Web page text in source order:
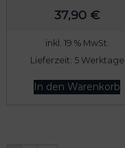
37,90 €
inkl. 19 % MwSt.
Lieferzeit: 5 Werktage
In den Warenkorb